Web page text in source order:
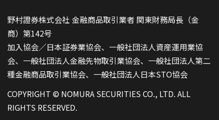
野村證券株式会社 金融商品取引業者 関東財務局長（金
商）第142号
加入協会／日本証券業協会、一般社団法人資産運用業協
会、一般社団法人金融先物取引業協会、一般社団法人第二
種金融商品取引業協会、一般社団法人日本STO協会
COPYRIGHT © NOMURA SECURITIES CO., LTD. ALL
RIGHTS RESERVED.